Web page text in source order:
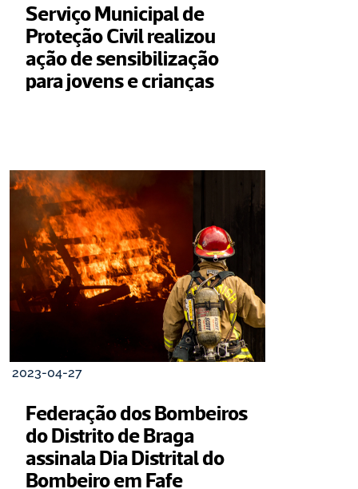
Serviço Municipal de
Proteção Civil realizou
ação de sensibilização
para jovens e crianças
2023-04-27
Federação dos Bombeiros
do Distrito de Braga
assinala Dia Distrital do
Bombeiro em Fafe